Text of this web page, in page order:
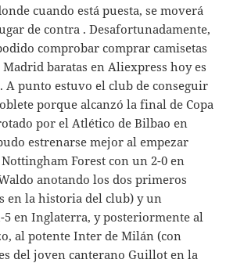
cuando está puesta, se moverá
de contra . Desafortunadamente,
comprobar comprar camisetas
baratas en Aliexpress hoy es
A punto estuvo el club de conseguir
porque alcanzó la final de Copa
por el Atlético de Bilbao en
estrenarse mejor al empezar
Forest con un 2-0 en
anotando los dos primeros
en la historia del club) y un
5 en Inglaterra, y posteriormente al
al potente Inter de Milán (con
del joven canterano Guillot en la